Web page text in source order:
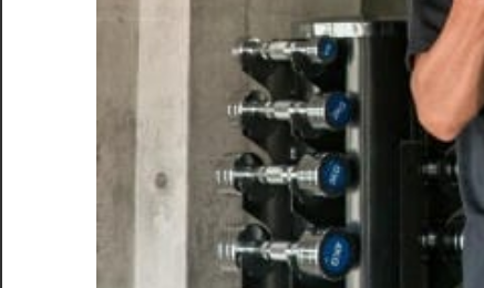
る
お
手
伝
い